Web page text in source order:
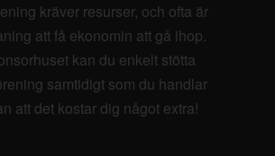
kräver resurser, och ofta är
att få ekonomin att gå ihop.
kan du enkelt stötta
samtidigt som du handlar
att det kostar dig något extra!